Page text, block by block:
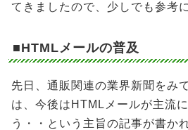
てきましたので、少しでも参考
■HTMLメールの普及
先日、通販関連の業界新聞をみ
は、今後はHTMLメールが主流
う・・という主旨の記事が書か